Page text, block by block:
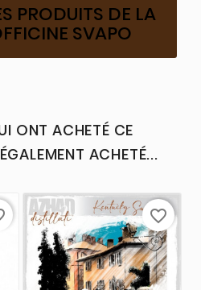
PRODUITS DE LA
SVAPO
ONT ACHETÉ CE
ACHETÉ...
favorite_border